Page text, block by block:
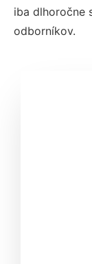
iba dlhoročne
odborníkov.